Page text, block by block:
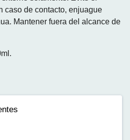
caso de contacto, enjuague
Mantener fuera del alcance de